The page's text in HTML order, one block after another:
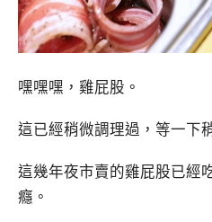
嘿嘿嘿，雞屁股。
這已經稍微調理過，等一下
這幾年夜市賣的雞屁股已經
癮。